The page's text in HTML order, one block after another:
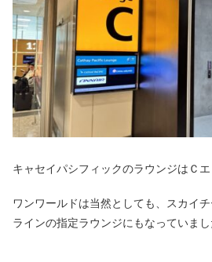
キャセイパシフィックのラウンジはＣエ
ワンワールドは当然としても、スカイ
ラインの指定ラウンジにもなっていまし